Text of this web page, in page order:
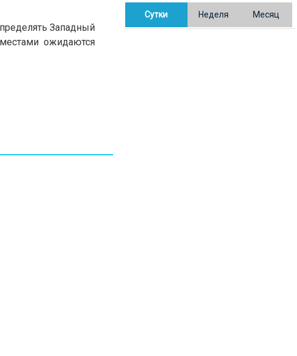
Западный
ожидаются
В Казахстане готовят новую
редакцию Конституции: меняется
Сутки Неделя Месяц